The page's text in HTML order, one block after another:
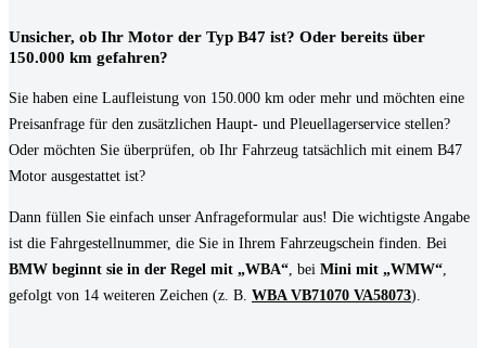
Unsicher, ob Ihr Motor der Typ B47 ist? Oder bereits über
150.000 km gefahren?
Sie haben eine Laufleistung von 150.000 km oder mehr und möchten eine
Preisanfrage für den zusätzlichen Haupt- und Pleuellagerservice stellen?
Oder möchten Sie überprüfen, ob Ihr Fahrzeug tatsächlich mit einem B47
Motor ausgestattet ist?
Dann füllen Sie einfach unser Anfrageformular aus! Die wichtigste Angabe
ist die Fahrgestellnummer, die Sie in Ihrem Fahrzeugschein finden. Bei
BMW beginnt sie in der Regel mit „WBA“ , bei Mini mit „WMW“
gefolgt von 14 weiteren Zeichen (z. B. WBA VB71070 VA58073).